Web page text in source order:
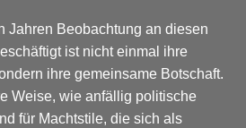
Jahren Beobachtung an diesen
ist nicht einmal ihre
ihre gemeinsame Botschaft.
Weise, wie anfällig politische
für Machtstile, die sich als